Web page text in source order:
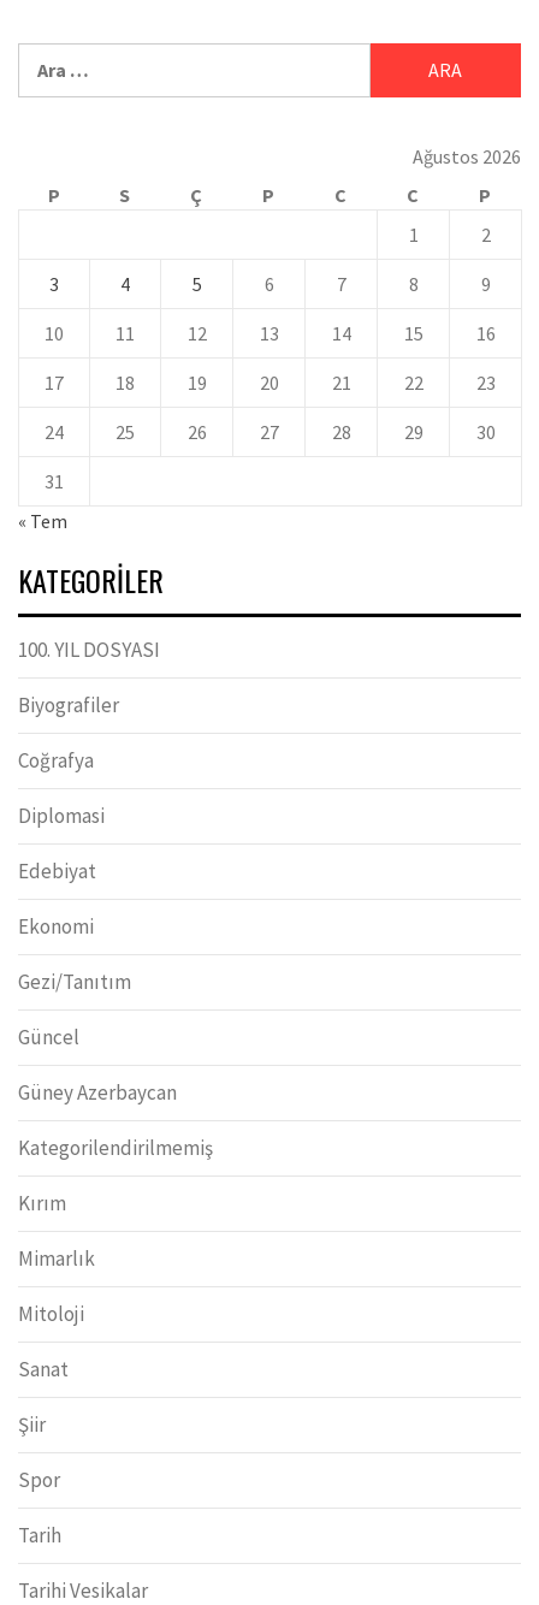
Ağustos 2026
P
S Ç P C C
P
1
2
3 4 5 6 7 8 9
10 11 12 13 14 15 16
17 18 19 20 21 22 23
24 25 26 27 28 29 30
31
« Tem
KATEGORILER
100. YIL DOSYASI
Biyografiler
Coğrafya
Diplomasi
Edebiyat
Ekonomi
Gezi/Tanıtım
Güncel
Güney Azerbaycan
Kategorilendirilmemiş
Kırım
Mimarlık
Mitoloji
Sanat
Şiir
Spor
Tarih
Tarihi Vesikalar